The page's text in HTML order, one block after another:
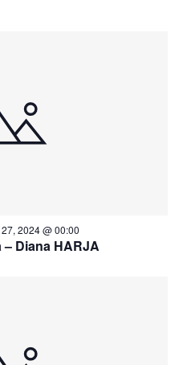
Diana HARJA
2024 @ 00:00